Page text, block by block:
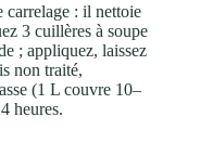
carrelage : il nettoie
3 cuillères à soupe
; appliquez, laissez
non traité,
(1 L couvre 10–
heures.